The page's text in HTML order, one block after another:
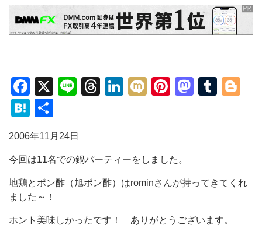
Facebook
X LineThreads
LinkedIn
MixiPinterest
Hatena
有
2006年11月24日
今回は11名での鍋パーティーをしました。
地鶏とポン酢（旭ポン酢）はrominさんが持ってきてくれ
ました～！
ホント美味しかったです！ ありがとうございます。